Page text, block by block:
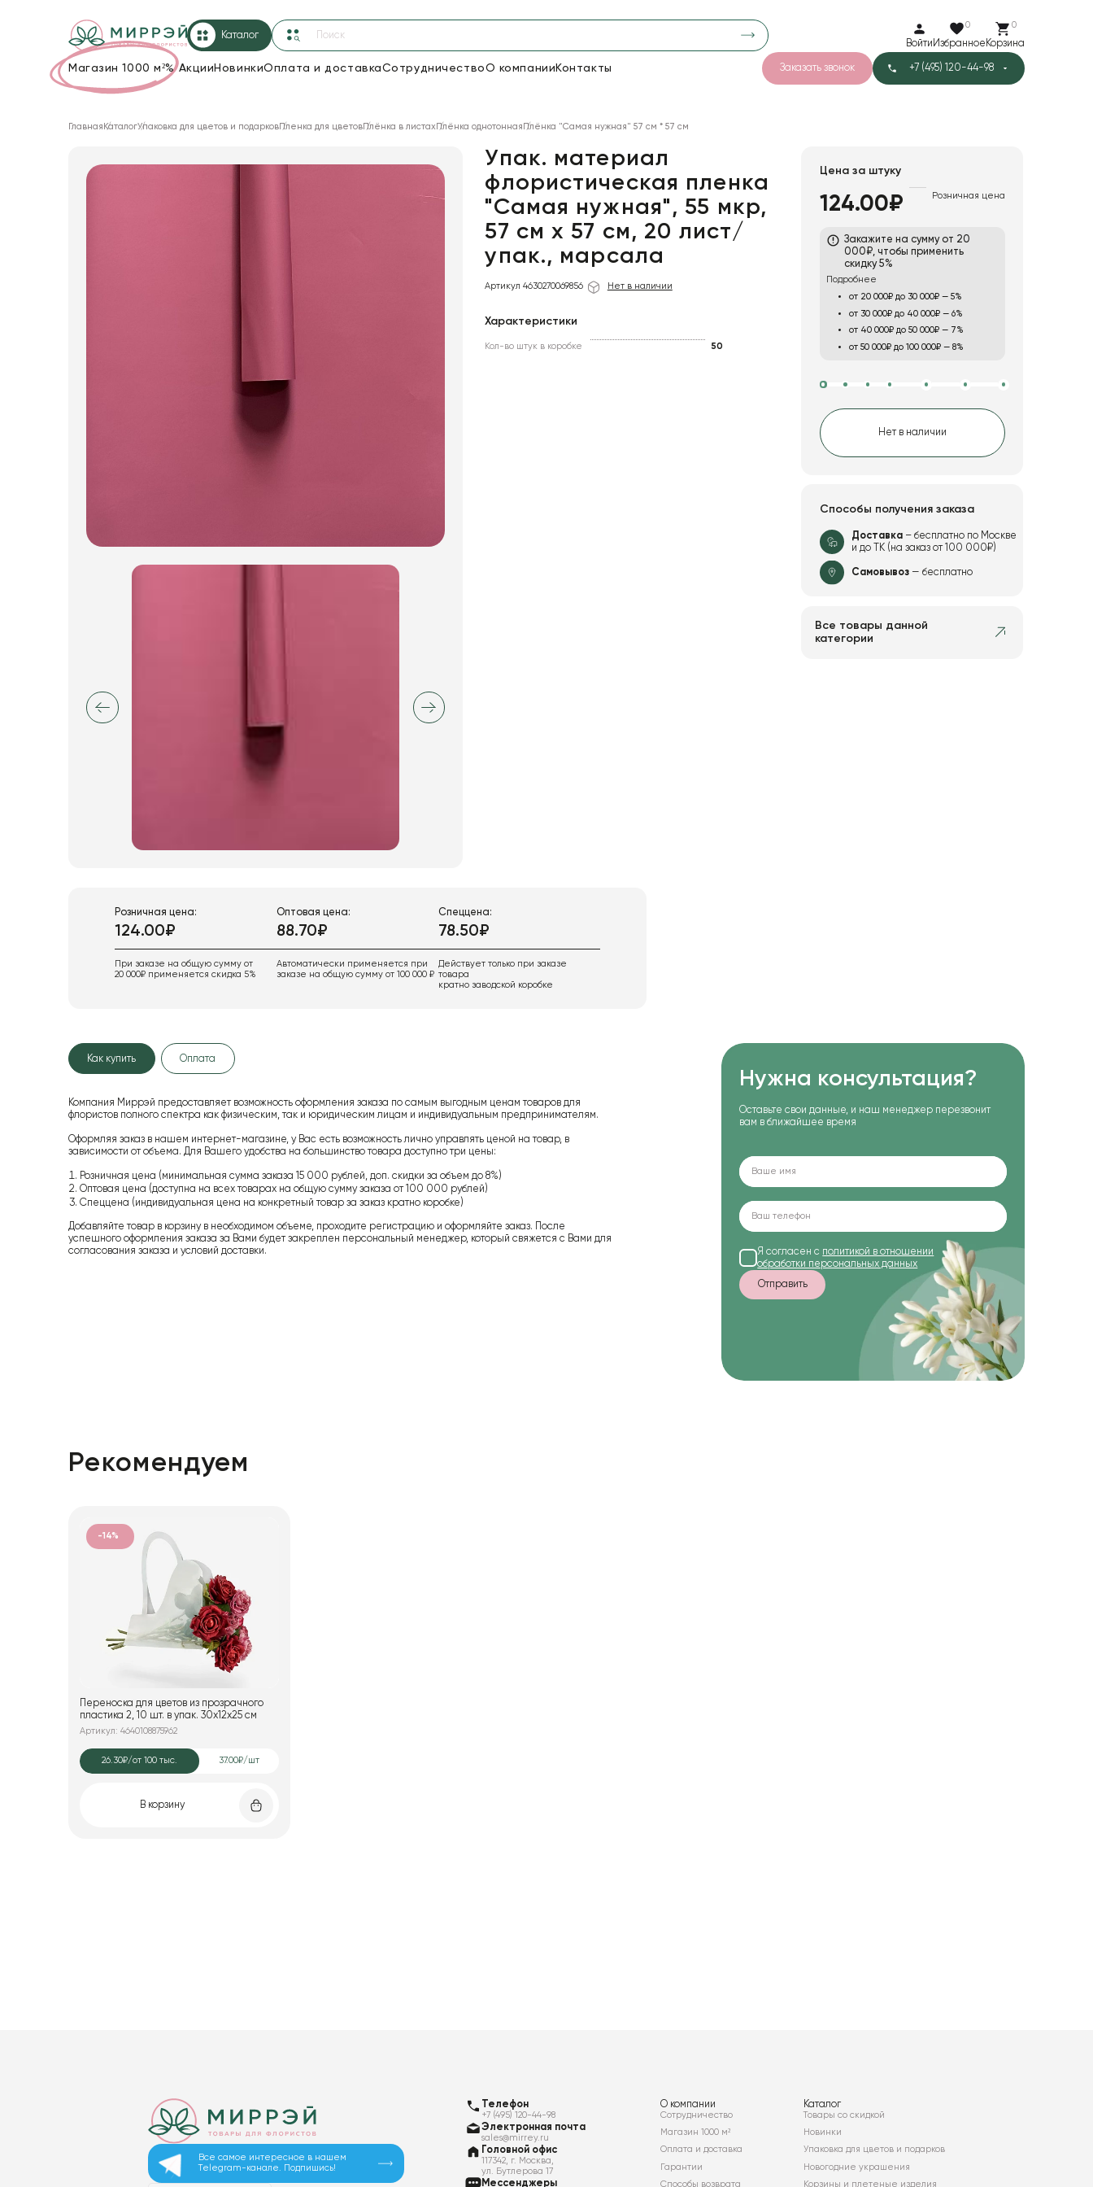
Каталог
Войти
0
Избранное
0
Корзина
Магазин 1000 м²%Акции НовинкиОплата и доставкаСотрудничествоО компании Контакты Заказать звонок +7 (495) 120-44-98
прозрачная
18
Сетка 6
Корзины и плетеные изделия
Изделия из металла
Сухоцветы
Главная КаталогУпаковка для цветов и подарковПленка для цветовПлёнка в листахПлёнка однотонная Плёнка "Самая нужная" 57 см * 57 см
Упак. материал
флористическая пленка
"Самая нужная", 55 мкр,
57 см х 57 см, 20 лист/
упак., марсала
Артикул 4630270069856 Нет в наличии
Характеристики
Кол-во штук в коробке 50
Розничная цена:
124.00₽
При заказе на общую сумму от
20 000₽ применяется скидка 5%
Оптовая цена:
88.70₽
Автоматически применяется при
заказе на общую сумму от 100 000 ₽
Спеццена:
78.50₽
Действует только при заказе
товара
кратно заводской коробке
Цена за штуку
124.00₽ Розничная цена
Закажите на сумму от 20
000₽, чтобы применить
скидку 5%
Подробнее
от 20 000₽ до 30 000₽ — 5%
от 30 000₽ до 40 000₽ — 6%
от 40 000₽ до 50 000₽ — 7%
от 50 000₽ до 100 000₽ — 8%
Нет в наличии
Способы получения заказа
Доставка– бесплатно по Москве
и до ТК (на заказ от 100 000₽)
Самовывоз— бесплатно
Все товары данной
категории
Как купить Оплата
Компания Миррэй предоставляет возможность оформления заказа по самым выгодным ценам товаров для
флористов полного спектра как физическим, так и юридическим лицам и индивидуальным предпринимателям.
Оформляя заказ в нашем интернет-магазине, у Вас есть возможность лично управлять ценой на товар, в
зависимости от объема. Для Вашего удобства на большинство товара доступно три цены:
Розничная цена (минимальная сумма заказа 15 000 рублей, доп. скидки за объем до 8%)
Оптовая цена (доступна на всех товарах на общую сумму заказа от 100 000 рублей)
Спеццена (индивидуальная цена на конкретный товар за заказ кратно коробке)
Добавляйте товар в корзину в необходимом объеме, проходите регистрацию и оформляйте заказ. После
успешного оформления заказа за Вами будет закреплен персональный менеджер, который свяжется с Вами для
согласования заказа и условий доставки.
Нужна консультация?
Оставьте свои данные, и наш менеджер перезвонит
вам в ближайшее время
Я согласен с политикой в отношении
обработки персональных данных
Отправить
Рекомендуем
-14%
Переноска для цветов из прозрачного
пластика 2, 10 шт. в упак. 30x12x25 см
Артикул: 4640108875962
26.30₽/от 100 тыс. 37.00₽/шт
В корзину
Все самое интересное в нашем
Telegram-канале. Подпишись!
Телефон
+7 (495) 120-44-98
Электронная почта
sales@mirrey.ru
Головной офис
117342, г. Москва,
ул. Бутлерова 17
Мессенджеры
О компании
Сотрудничество
Магазин 1000 м²
Оплата и доставка
Гарантии
Способы возврата
Каталог
Товары со скидкой
Новинки
Упаковка для цветов и подарков
Новогодние украшения
Корзины и плетеные изделия